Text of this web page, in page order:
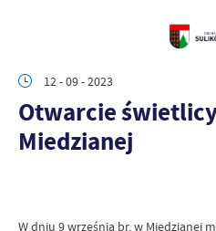
12 - 09 - 2023
Otwarcie
Miedzianej
W dniu 9 września br. w Miedzianej